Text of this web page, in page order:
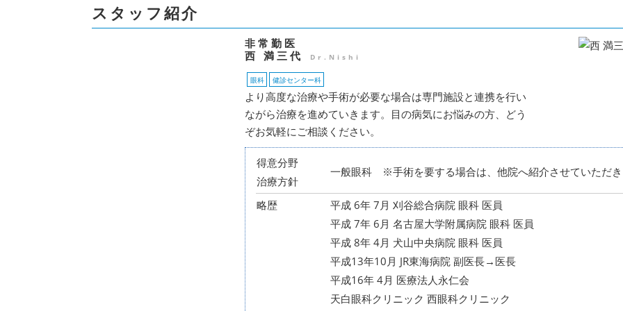
スタッフ紹介
非常勤医
西 満三代
Dr.Nishi
眼科 健診センター科
より高度な治療や手術が必要な場合は専門施設と連携を行い
ながら治療を進めていきます。目の病気にお悩みの方、どう
ぞお気軽にご相談ください。
得意分野
治療方針
一般眼科 ※手術を要する場合は、他院へ紹介させていただ
略歴
平成 6年 7月 刈谷総合病院 眼科 医員
平成 7年 6月 名古屋大学附属病院 眼科 医員
平成 8年 4月 犬山中央病院 眼科 医員
平成13年10月 JR東海病院 副医長→医長
平成16年 4月 医療法人永仁会
天白眼科クリニック 西眼科クリニック